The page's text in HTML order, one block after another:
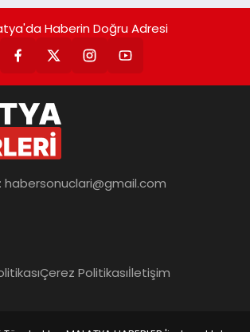
Haberin Doğru Adresi
habersonuclari@gmail.com
Çerez Politikasıİletişim